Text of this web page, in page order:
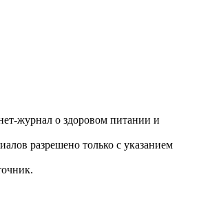
журнал о здоровом питании и
разрешено только с указанием